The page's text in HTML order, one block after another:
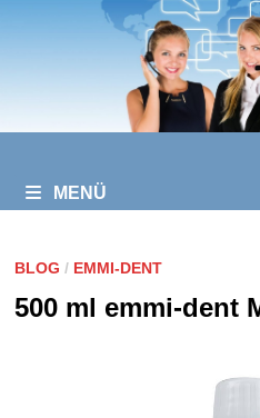
MENÜ
BLOG / EMMI-DENT
500 ml emmi-dent